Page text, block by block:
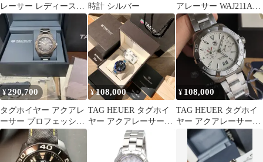
レーサー レディース時
計 WAY1410.BA0920 箱
SS/セラミック レディ
ース時計 ブラック 仕上
時計 シルバー
アレーサー WAJ211A
RUR7531 純正コマ 2コ
マ シルバーカラー 18ｍ
ｍ メンズ腕時計
2000000 NSK IGW
¥290,700
タグホイヤー アクアレ
ーサー プロフェッショ
ナル200 自動巻き ※難
あり
¥108,000
TAG HEUER タグホイ
ヤー アクアレーサー
WAY101C.BA0746 新品
クォーツ 43mm 腕時計
¥ 108,000
TAG HEUER タグホイ
ヤー アクアレーサー
WAY111Y.BA0928 新品
クォーツ 41mm 腕時計